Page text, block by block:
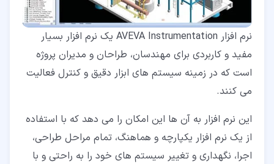
نرم افزار AVEVA Instrumentation یک نرم افزار بسیار
مفید و کاربردی برای مهندسان، طراحان و مدیران پروژه
است که در زمینه سیستم های ابزار دقیق و کنترل فعالیت
می کنند.
این نرم افزار به آن ها این امکان را می دهد که با استفاده
از یک نرم افزار یکپارچه و هماهنگ، تمام مراحل طراحی،
اجرا، نگهداری و تغییر سیستم های خود را به راحتی و با